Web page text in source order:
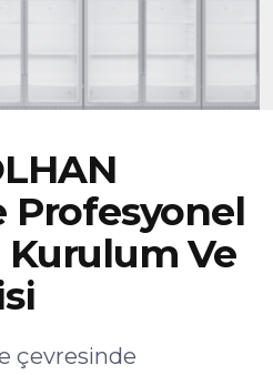
Profesyonel
Ve
çevresinde